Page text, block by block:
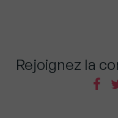
Rejoignez la